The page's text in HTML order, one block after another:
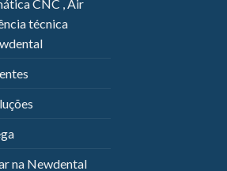
CNC , Air
técnica
na Newdental